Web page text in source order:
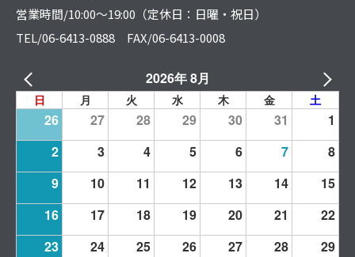
営業時間/10:00～19:00（定休日：日曜・祝日）
TEL/06-6413-0888 FAX/06-6413-0008
2026年 8月
日 月 火 水 木 金 土
26 27 28 29 30 31
1
2
3 4 5 6 7
8
9
10 11 12 13 14
15
16
17 18 19 20 21
22
23
24 25 26 27 28
29